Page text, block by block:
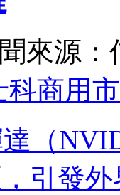
來源：
科商用
（
引發